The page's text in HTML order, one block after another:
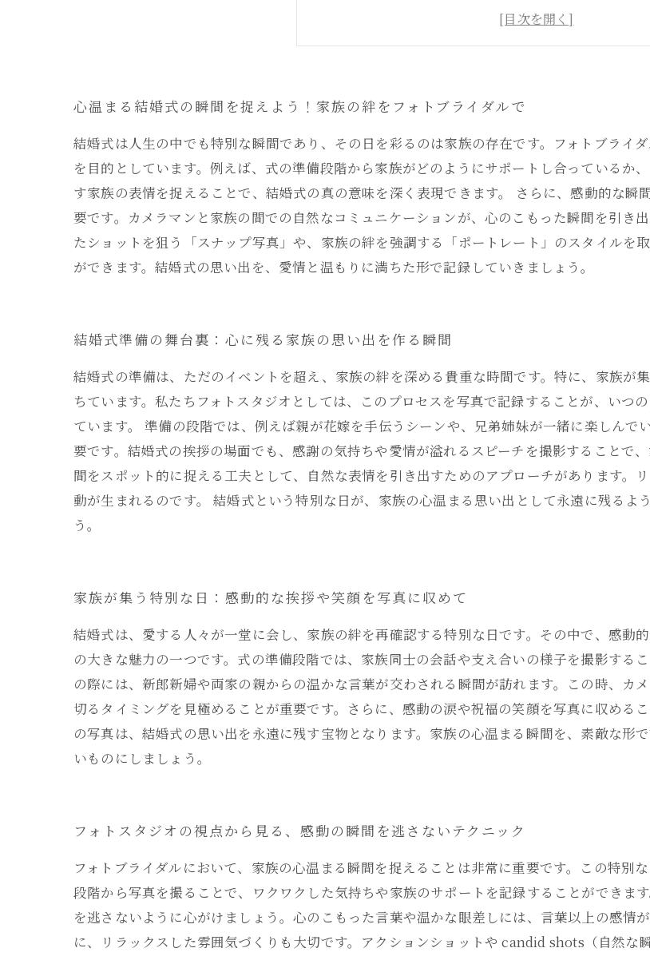
フォトスタジオの視点から見る、感動の瞬間を逃
家族の宝物を永遠に：フォトブライダルでの思い
フォトブライダルで感じる家族の温もり：心温ま
心温まる結婚式の瞬間を捉えよう！家族の絆をフォトブライダルで
結婚式は人生の中でも特別な瞬間であり、その日を彩るのは家族の存在です。フォトブライ
を目的としています。例えば、式の準備段階から家族がどのようにサポートし合っているか
す家族の表情を捉えることで、結婚式の真の意味を深く表現できます。 さらに、感動的な
要です。カメラマンと家族の間での自然なコミュニケーションが、心のこもった瞬間を引き
たショットを狙う「スナップ写真」や、家族の絆を強調する「ポートレート」のスタイルを
ができます。結婚式の思い出を、愛情と温もりに満ちた形で記録していきましょう。
結婚式準備の舞台裏：心に残る家族の思い出を作る瞬間
結婚式の準備は、ただのイベントを超え、家族の絆を深める貴重な時間です。特に、家族が
ちています。私たちフォトスタジオとしては、このプロセスを写真で記録することが、いつ
ています。 準備の段階では、例えば親が花嫁を手伝うシーンや、兄弟姉妹が一緒に楽しん
要です。結婚式の挨拶の場面でも、感謝の気持ちや愛情が溢れるスピーチを撮影することで
間をスポット的に捉える工夫として、自然な表情を引き出すためのアプローチがあります。
動が生まれるのです。 結婚式という特別な日が、家族の心温まる思い出として永遠に残るよ
う。
家族が集う特別な日：感動的な挨拶や笑顔を写真に収めて
結婚式は、愛する人々が一堂に会し、家族の絆を再確認する特別な日です。その中で、感動
の大きな魅力の一つです。式の準備段階では、家族同士の会話や支え合いの様子を撮影する
の際には、新郎新婦や両家の親からの温かな言葉が交わされる瞬間が訪れます。この時、カ
切るタイミングを見極めることが重要です。さらに、感動の涙や祝福の笑顔を写真に収める
の写真は、結婚式の思い出を永遠に残す宝物となります。家族の心温まる瞬間を、素敵な形
いものにしましょう。
フォトスタジオの視点から見る、感動の瞬間を逃さないテクニック
フォトブライダルにおいて、家族の心温まる瞬間を捉えることは非常に重要です。この特別
段階から写真を撮ることで、ワクワクした気持ちや家族のサポートを記録することができま
を逃さないように心がけましょう。心のこもった言葉や温かな眼差しには、言葉以上の感情
に、リラックスした雰囲気づくりも大切です。アクションショットや candid shots（自然な